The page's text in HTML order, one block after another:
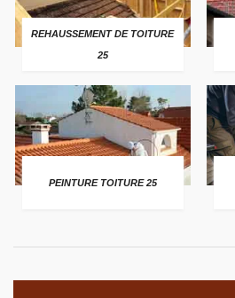
REHAUSSEMENT DE TOITURE
25
PEINTURE TOITURE 25